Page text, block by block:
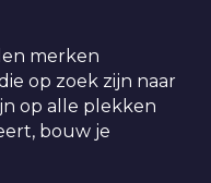
merken
op zoek zijn naar
op alle plekken
bouw je